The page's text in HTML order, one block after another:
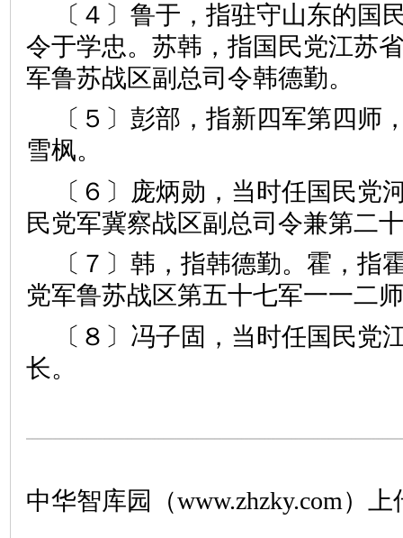
〔４〕鲁于，指驻守山东的国
令于学忠。苏韩，指国民党江苏
军鲁苏战区副总司令韩德勤。
〔５〕彭部，指新四军第四师
雪枫。
〔６〕庞炳勋，当时任国民党
民党军冀察战区副总司令兼第二
〔７〕韩，指韩德勤。霍，指
党军鲁苏战区第五十七军一一二
〔８〕冯子固，当时任国民党
长。
中华智库园（www.zhzky.com）上